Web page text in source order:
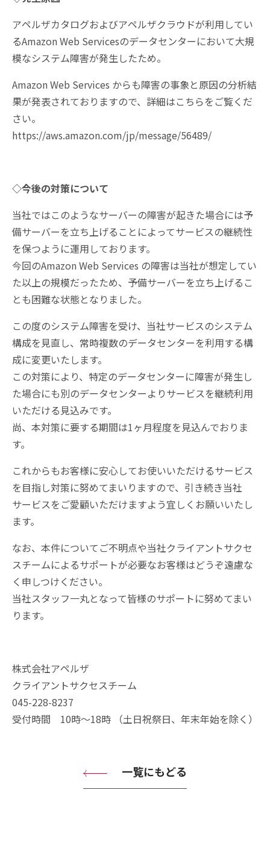
アペルザカタログおよびアペルザクラウドが利用してい
るAmazon Web Servicesのデータセンターにおいて大規
模なシステム障害が発生したため。
Amazon Web Services からも障害の事象と原因の分析結
果が発表されておりますので、詳細はこちらをご覧くだ
さい。
https://aws.amazon.com/jp/message/56489/
◇今後の対策について
当社ではこのようなサーバーの障害が起きた場合には予
備サーバーを立ち上げることによってサービスの継続性
を保つように運用しております。
今回のAmazon Web Services の障害は当社が想定してい
た以上の規模だったため、予備サーバーを立ち上げるこ
とも困難な状態となりました。
この度のシステム障害を受け、当社サービスのシステム
構成を見直し、常時複数のデータセンターを利用する構
成に変更いたします。
この対策により、特定のデータセンターに障害が発生し
た場合にも別のデータセンターよりサービスを継続利用
いただける見込みです。
尚、本対策に要する期間は1ヶ月程度を見込んでおりま
す。
これからもお客様に安心してお使いいただけるサービス
を目指し対策に努めてまいりますので、引き続き当社
サービスをご愛顧いただけますよう宜しくお願いいたし
ます。
なお、本件についてご不明点や当社クライアントサクセ
スチームによるサポートが必要なお客様はどうぞ遠慮な
く申しつけください。
当社スタッフ一丸となって皆様のサポートに努めてまい
ります。
株式会社アペルザ
クライアントサクセスチーム
045-228-8237
受付時間 10時〜18時 （土日祝祭日、年末年始を除く）
一覧にもどる